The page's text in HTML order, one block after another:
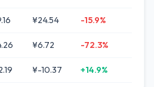
¥24.54 -15.9%
¥6.72 -72.3%
¥-10.37 +14.9%